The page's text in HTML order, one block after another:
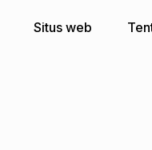
Situs web